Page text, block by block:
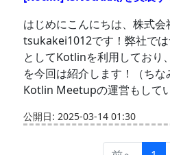
はじめにこんにちは、株式
tsukakei1012です！弊社で
としてKotlinを利用しており
を今回は紹介します！（ち
Kotlin Meetupの運営もして
公開日: 2025-03-14 01:30